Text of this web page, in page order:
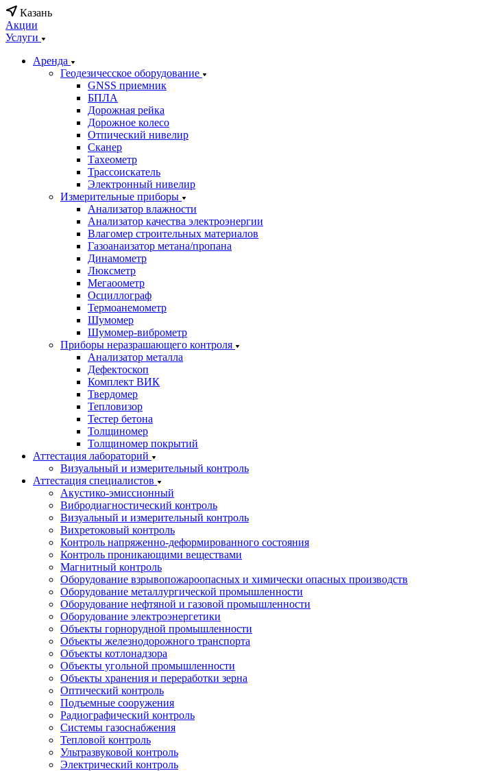
Казань
Акции
Услуги
Аренда
Геодезичесское оборудование
GNSS приемник
БПЛА
Дорожная рейка
Дорожное колесо
Отпический нивелир
Сканер
Тахеометр
Трассоискатель
Электронный нивелир
Измерительные приборы
Анализатор влажности
Анализатор качества электроэнергии
Влагомер строительных материалов
Газоанаизатор метана/пропана
Динамометр
Люксметр
Мегаоометр
Осциллограф
Термоанемометр
Шумомер
Шумомер-виброметр
Приборы неразрашающего контроля
Анализатор металла
Дефектоскоп
Комплект ВИК
Твердомер
Тепловизор
Тестер бетона
Толщиномер
Толщиномер покрытий
Аттестация лабораторий
Визуальный и измерительный контроль
Аттестация специалистов
Акустико-эмиссионный
Вибродиагностический контроль
Визуальный и измерительный контроль
Вихретоковый контроль
Контроль напряженно-деформированного состояния
Контроль проникающими веществами
Магнитный контроль
Оборудование взрывопожароопасных и химически опасных производств
Оборудование металлургической промышленности
Оборудование нефтяной и газовой промышленности
Оборудование электроэнергетики
Объекты горнорудной промышленности
Объекты железнодорожного транспорта
Объекты котлонадзора
Объекты угольной промышленности
Объекты хранения и переработки зерна
Оптический контроль
Подъемные сооружения
Радиографический контроль
Системы газоснабжения
Тепловой контроль
Ультразвуковой контроль
Электрический контроль